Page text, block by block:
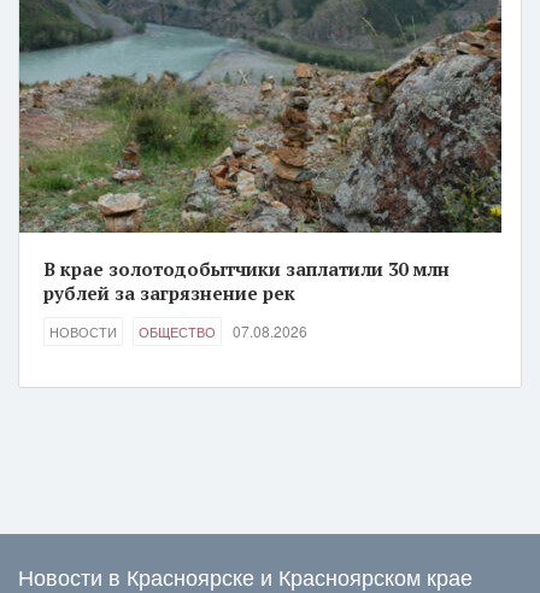
В крае золотодобытчики заплатили 30 млн
рублей за загрязнение рек
НОВОСТИ ОБЩЕСТВО 07.08.2026
Новости в Красноярске и Красноярском крае